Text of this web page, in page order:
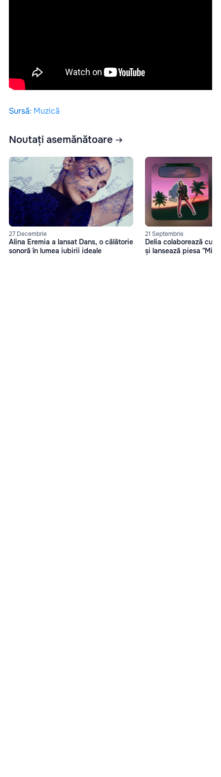
Sursă: Muzică
Noutați asemănătoare
27 Decembrie
Alina Eremia a lansat Dans, o călătorie
sonoră în lumea iubirii ideale
21 Septembrie
Delia colaborează cu
și lansează piesa